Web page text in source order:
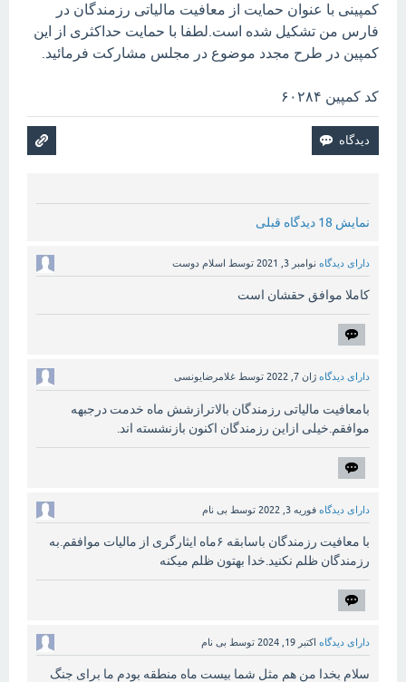
کمپینی با عنوان حمایت از معافیت مالیاتی رزمندگان در
فارس من تشکیل شده است.لطفا با حمایت حداکثری از این
کمپین در طرح مجدد موضوع در مجلس مشارکت فرمائید.
کد کمپین ۶۰۲۸۴
نمایش 18 دیدگاه قبلی
دارای دیدگاه نوامبر 3, 2021 توسط اسلام دوست
کاملا موافق حقشان است
دارای دیدگاه ژان 7, 2022 توسط غلامرضایونسی
بامعافیت مالیاتی رزمندگان بالاترازشش ماه خدمت درجبهه
موافقم.خیلی ازاین رزمندگان اکنون بازنشسته اند.
دارای دیدگاه فوریه 3, 2022 توسط بی نام
با معافیت رزمندگان باسابقه ۶ماه ایثارگری از مالیات موافقم.به
رزمندگان ظلم نکنید.خدا بهتون ظلم میکنه
دارای دیدگاه اکتبر 19, 2024 توسط بی نام
سلام بخدا من هم مثل شما بیست ماه منطقه بودم ما برای جنگ